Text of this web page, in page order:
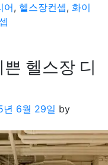
어, 헬스장컨셉, 화이
헬스장 디
년 6월 29일 by